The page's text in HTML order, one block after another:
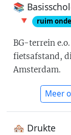
📚
🔻
ruim
BG-terrein e.o.
fietsafstand,
Amsterdam.
Meer
🏘 Drukte